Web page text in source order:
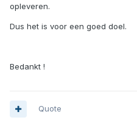
opleveren.
Dus het is voor een goed doel.
Bedankt !
Quote